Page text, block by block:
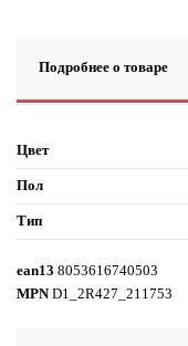
Подробнее о товаре
Цвет
Пол
Тип
ean13 8053616740503
MPN D1_2R427_211753